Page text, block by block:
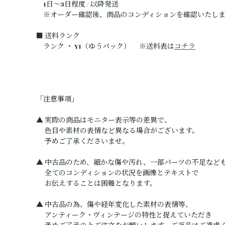
1日～3日程度 / 以降発送
※オーダー確認後、商品のコンディションを確認いたしま
■ 送料ランク
ランク ・ Y1（ゆうパック） ※送料表はコチラ
「注意事項」
▲ 実際の商品はモニター表示等の差異で、
色目や素材の表情など異なる場合がございます。
予めご了承くださいませ。
▲ 中古品のため、細かな傷や汚れ、一部パーツの不足など
全てのコンディションの状況を画像とテキストで
お伝えすることは困難となります。
▲ 中古品の為、傷や経年変化した素材の表情等、
アンティーク・ヴィンテージの特性と捉えていただき